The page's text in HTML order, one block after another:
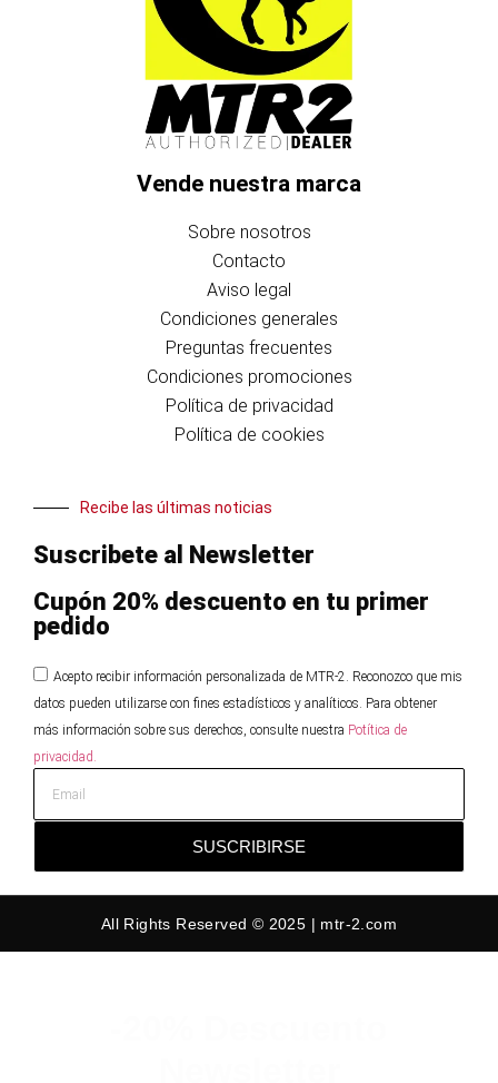
Vende nuestra marca
Sobre nosotros
Contacto
Aviso legal
Condiciones generales
Preguntas frecuentes
Condiciones promociones
Política de privacidad
Política de cookies
Recibe las últimas noticias
Suscribete al Newsletter
Cupón 20% descuento en tu primer
pedido
Acepto recibir información personalizada de MTR-2. Reconozco que mis
datos pueden utilizarse con fines estadísticos y analíticos. Para obtener
más información sobre sus derechos, consulte nuestra Potítica de
privacidad.
SUSCRIBIRSE
All Rights Reserved © 2025 | mtr-2.com